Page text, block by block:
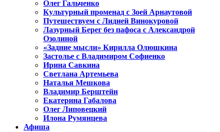
Олег Гальченко
Культурный променад с Зоей Арнаутовой
Путешествуем с Лидией Винокуровой
Лазурный Берег без пафоса с Александрой
Озолиной
«Задние мысли» Кирилла Олюшкина
Застолье с Владимиром Софиенко
Ирина Савкина
Светлана Артемьева
Наталья Мешкова
Владимир Берштейн
Екатерина Габалова
Олег Липовецкий
Илона Румянцева
Афиша